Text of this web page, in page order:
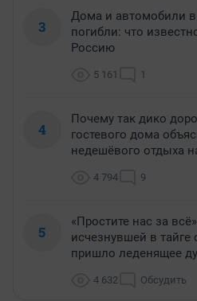
3
Дома и автомобили
погибли: что
Россию
5 161 1
4
Почему так дико
гостевого дома
недешёвого отдыха
4 794 9
5
«Простите нас за
исчезнувшей в
пришло леденящее
4 632 Обсудить